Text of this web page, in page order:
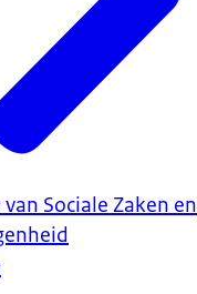
Sociale Zaken en